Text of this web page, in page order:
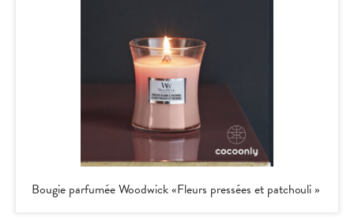
Bougie parfumée Woodwick «Fleurs pressées et patchouli »